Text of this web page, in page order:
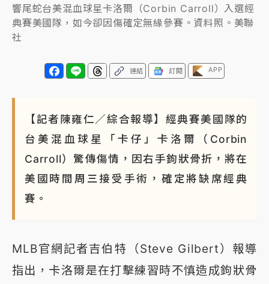
分析｜ 7月營收甫首破單月9000億元下半年續旺指
標？ 鴻海本週法說法人關注的四大重點
盟 兩大愛徒向他致
響尾蛇台美混血球星卡洛爾（Corbin Carroll）入選經
典賽美國隊，如今卻因傷確定無緣參賽。資料照。美聯
社
連結 訂閱 APP
【記者陳雍仁／綜合報導】經典賽美國隊的
台美混血球星「卡仔」卡洛爾（Corbin
Carroll）驚傳傷情，因右手鉤狀骨折，將在
美國時間周三接受手術，確定將缺席經典
賽。
MLB官網記者吉伯特（Steve Gilbert）報導
指出，卡洛爾是在打擊練習時不慎造成鉤狀骨